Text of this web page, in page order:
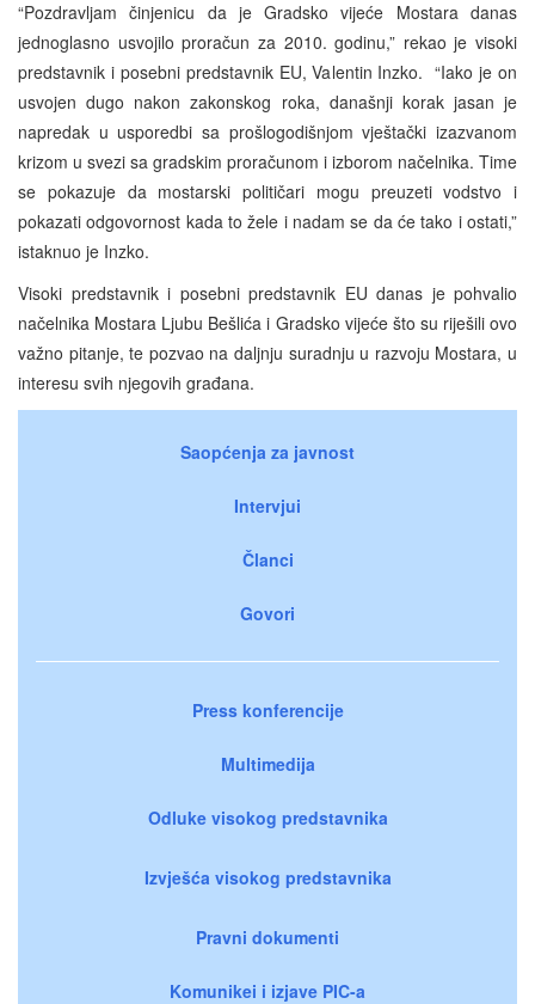
“Pozdravljam činjenicu da je Gradsko vijeće Mostara danas
jednoglasno usvojilo proračun za 2010. godinu,” rekao je visoki
predstavnik i posebni predstavnik EU, Valentin Inzko. “Iako je on
usvojen dugo nakon zakonskog roka, današnji korak jasan je
napredak u usporedbi sa prošlogodišnjom vještački izazvanom
krizom u svezi sa gradskim proračunom i izborom načelnika. Time
se pokazuje da mostarski političari mogu preuzeti vodstvo i
pokazati odgovornost kada to žele i nadam se da će tako i ostati,”
istaknuo je Inzko.
Visoki predstavnik i posebni predstavnik EU danas je pohvalio
načelnika Mostara Ljubu Bešlića i Gradsko vijeće što su riješili ovo
važno pitanje, te pozvao na daljnju suradnju u razvoju Mostara, u
interesu svih njegovih građana.
Saopćenja za javnost
Intervjui
Članci
Govori
Press konferencije
Multimedija
Odluke visokog predstavnika
Izvješća visokog predstavnika
Pravni dokumenti
Komunikei i izjave PIC-a